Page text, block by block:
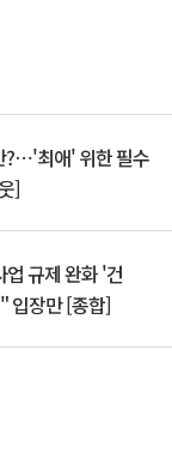
?⋯'최애' 위한 필수
]
규제 완화 '건
입장만 [종합]